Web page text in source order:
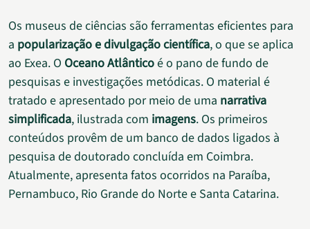
Os museus de ciências são ferramentas eficientes para
a popularização e divulgação científica, o que se aplica
ao Exea. O Oceano Atlânticoé o pano de fundo de
pesquisas e investigações metódicas. O material é
tratado e apresentado por meio de uma narrativa
simplificada, ilustrada com imagens. Os primeiros
conteúdos provêm de um banco de dados ligados à
pesquisa de doutorado concluída em Coimbra.
Atualmente, apresenta fatos ocorridos na Paraíba,
Pernambuco, Rio Grande do Norte e Santa Catarina.